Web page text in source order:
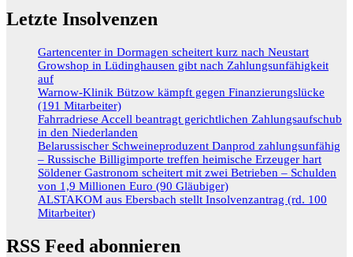
Letzte Insolvenzen
Gartencenter in Dormagen scheitert kurz nach Neustart
Growshop in Lüdinghausen gibt nach Zahlungsunfähigkeit
auf
Warnow-Klinik Bützow kämpft gegen Finanzierungslücke
(191 Mitarbeiter)
Fahrradriese Accell beantragt gerichtlichen Zahlungsaufschub
in den Niederlanden
Belarussischer Schweineproduzent Danprod zahlungsunfähig
– Russische Billigimporte treffen heimische Erzeuger hart
Söldener Gastronom scheitert mit zwei Betrieben – Schulden
von 1,9 Millionen Euro (90 Gläubiger)
ALSTAKOM aus Ebersbach stellt Insolvenzantrag (rd. 100
Mitarbeiter)
RSS Feed abonnieren